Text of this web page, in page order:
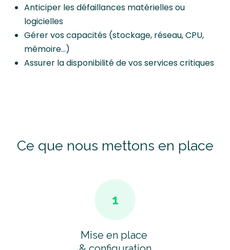
Anticiper les défaillances matérielles ou
logicielles
Gérer vos capacités (stockage, réseau, CPU,
mémoire…)
Assurer la disponibilité de vos services critiques
Ce que nous mettons en place
1
Mise en place